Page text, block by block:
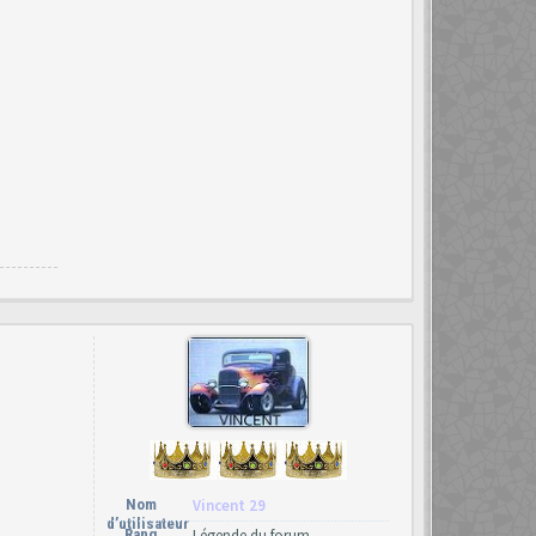
Nom
d’utilisateur
Vincent 29